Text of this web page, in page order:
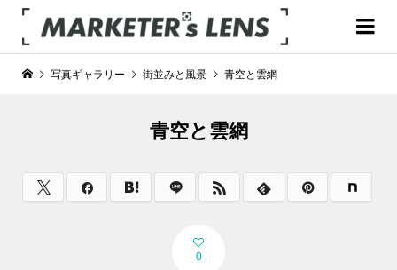
写真ギャラリー 街並みと風景 青空と雲網
青空と雲網
0